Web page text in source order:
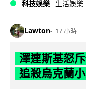
科技娛樂 生活娛樂
Lawton 17 小時
澤連斯基怒
追殺烏克蘭